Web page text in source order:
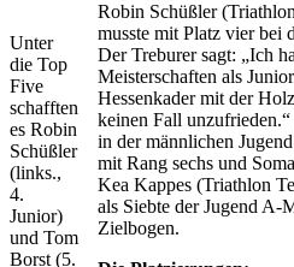
Unter
die Top
Five
schafften
es Robin
Schüßler
(links.,
4.
Junior)
und Tom
Borst (5.
Robin Schüßler
musste mit Platz vier bei
Der Treburer sagt: „Ich
Meisterschaften als
Hessenkader mit der
keinen Fall
in der männlichen
mit Rang sechs und
Kea Kappes (Triathlon
als Siebte der Jugend A-
Zielbogen.